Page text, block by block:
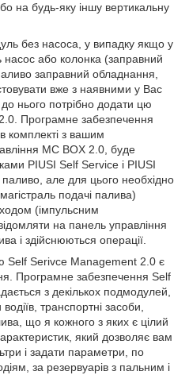
на будь-яку іншу вертикальну
без насоса, у випадку якщо у
або колонка (заправний
заправний обладнання,
вже з наявними у Вас
нього потрібно додати цю
Програмне забезпечення
комплекті з вашим
MC BOX 2.0, буде
PIUSI Self Service і PIUSI
але для цього необхідно
подачі палива)
(імпульсним
на панель управління
і здійснюються операції.
Self Serivce Management 2.0 є
Програмне забезпечення Self
з декількох подмодулей,
транспортні засоби,
що я кожного з яких є цілий
який дозволяє вам
і задати параметри, по
за резервуарів з пальним і